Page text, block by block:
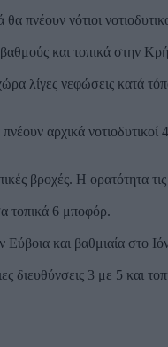
πνέουν νότιοι
και τοπικά στην
λίγες νεφώσεις κατά
αρχικά
βροχές. Η ορατότητα
τοπικά 6 μποφόρ.
και βαθμιαία στο
διευθύνσεις 3 με 5 και